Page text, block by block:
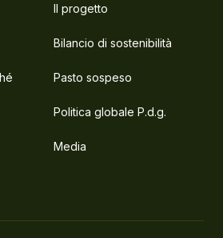
Il progetto
Bilancio di sostenibilità
Pasto sospeso
Politica globale P.d.g.
Media